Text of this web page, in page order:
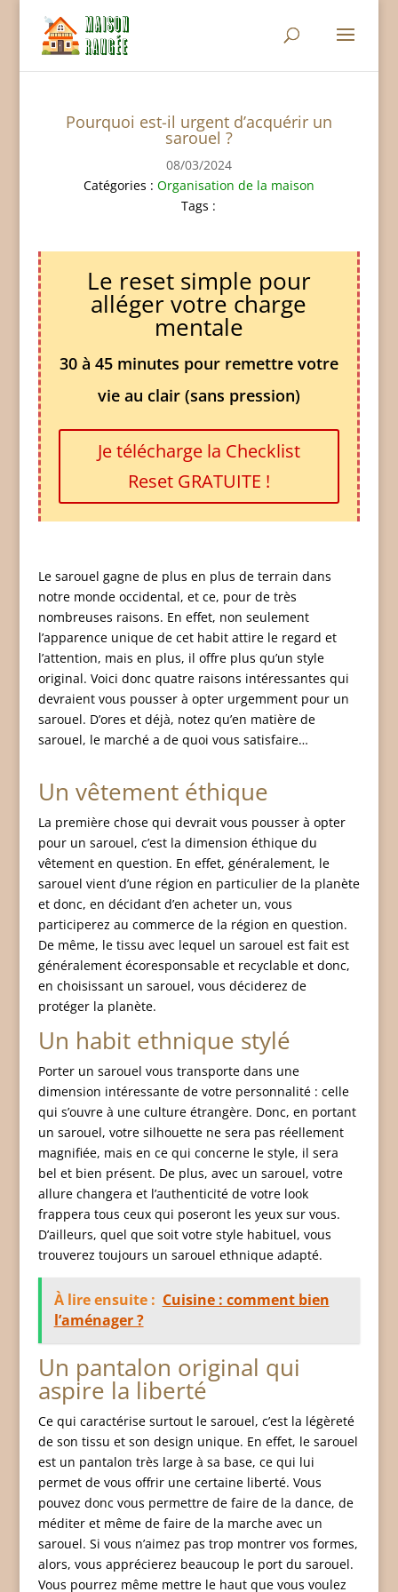
Pourquoi est-il urgent d’acquérir un
sarouel ?
08/03/2024
Catégories : Organisation de la maison
Tags :
Le reset simple pour
alléger votre charge
mentale
30 à 45 minutes pour remettre votre
vie au clair (sans pression)
Je télécharge la Checklist
Reset GRATUITE !
Le sarouel gagne de plus en plus de terrain dans
notre monde occidental, et ce, pour de très
nombreuses raisons. En effet, non seulement
l’apparence unique de cet habit attire le regard et
l’attention, mais en plus, il offre plus qu’un style
original. Voici donc quatre raisons intéressantes qui
devraient vous pousser à opter urgemment pour un
sarouel. D’ores et déjà, notez qu’en matière de
sarouel, le marché a de quoi vous satisfaire…
Un vêtement éthique
La première chose qui devrait vous pousser à opter
pour un sarouel, c’est la dimension éthique du
vêtement en question. En effet, généralement, le
sarouel vient d’une région en particulier de la planète
et donc, en décidant d’en acheter un, vous
participerez au commerce de la région en question.
De même, le tissu avec lequel un sarouel est fait est
généralement écoresponsable et recyclable et donc,
en choisissant un sarouel, vous déciderez de
protéger la planète.
Un habit ethnique stylé
Porter un sarouel vous transporte dans une
dimension intéressante de votre personnalité : celle
qui s’ouvre à une culture étrangère. Donc, en portant
un sarouel, votre silhouette ne sera pas réellement
magnifiée, mais en ce qui concerne le style, il sera
bel et bien présent. De plus, avec un sarouel, votre
allure changera et l’authenticité de votre look
frappera tous ceux qui poseront les yeux sur vous.
D’ailleurs, quel que soit votre style habituel, vous
trouverez toujours un sarouel ethnique adapté.
À lire ensuite : Cuisine : comment bien
l’aménager ?
Un pantalon original qui
aspire la liberté
Ce qui caractérise surtout le sarouel, c’est la légèreté
de son tissu et son design unique. En effet, le sarouel
est un pantalon très large à sa base, ce qui lui
permet de vous offrir une certaine liberté. Vous
pouvez donc vous permettre de faire de la dance, de
méditer et même de faire de la marche avec un
sarouel. Si vous n’aimez pas trop montrer vos formes,
alors, vous apprécierez beaucoup le port du sarouel.
Vous pourrez même mettre le haut que vous voulez